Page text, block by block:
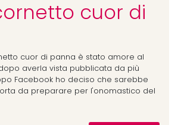
cuor di
cuor di panna è stato amore al
averla vista pubblicata da più
Facebook ho deciso che sarebbe
da preparare per l'onomastico del